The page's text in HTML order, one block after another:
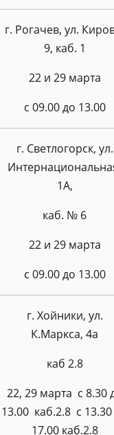
г. Рогачев, ул.
9, каб. 1
22 и 29 марта
с 09.00 до 13.00
г. Светлогорск, ул.
1А,
каб. № 6
22 и 29 марта
с 09.00 до 13.00
г. Хойники, ул.
К.Маркса, 4а
каб 2.8
22, 29 марта с 8.30
13.00 каб.2.8 с
17.00 каб.2.8